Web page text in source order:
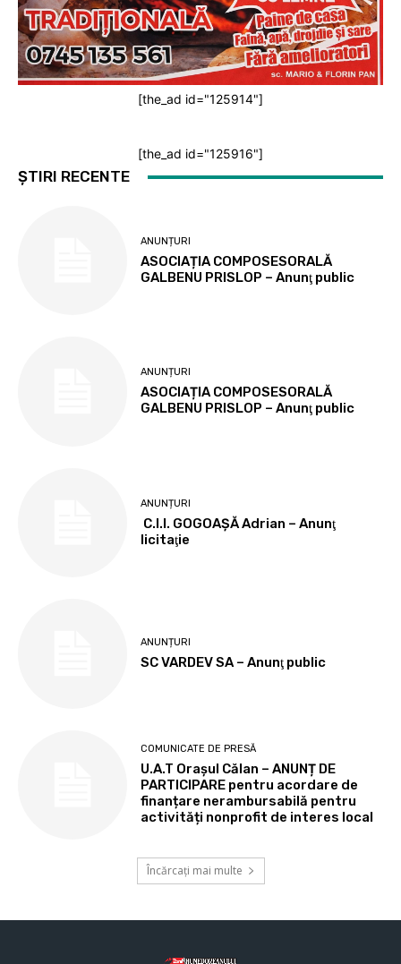
[the_ad id="125914"]
[the_ad id="125916"]
ȘTIRI RECENTE
ANUNȚURI
ASOCIAȚIA COMPOSESORALĂ
GALBENU PRISLOP – Anunţ public
ANUNȚURI
ASOCIAȚIA COMPOSESORALĂ
GALBENU PRISLOP – Anunţ public
ANUNȚURI
C.I.I. GOGOAŞĂ Adrian – Anunţ
licitaţie
ANUNȚURI
SC VARDEV SA – Anunţ public
COMUNICATE DE PRESĂ
U.A.T Orașul Călan – ANUNȚ DE
PARTICIPARE pentru acordare de
finanțare nerambursabilă pentru
activități nonprofit de interes local
Încărcați mai multe